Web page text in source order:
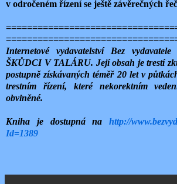
v odročeném řízení se ještě závěrečných
Internetové vydavatelství Bez
ŠKŮDCI V TALÁRU. Její obsah je trestí
postupně získávaných téměř 20 let v
trestním řízení, které nekorektním
obviněné.
Kniha je dostupná na http://
Id=1389